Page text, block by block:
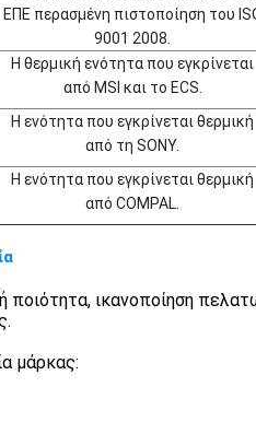
ΕΠΕ περασμένη πιστοποίηση του
9001 2008.
Η θερμική ενότητα που εγκρίνεται
από MSI και το ECS.
Η ενότητα που εγκρίνεται θερμική
από τη SONY.
Η ενότητα που εγκρίνεται θερμική
από COMPAL.
ποιότητα, ικανοποίηση
μάρκας: